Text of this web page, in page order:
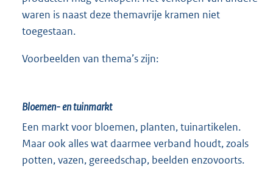
waren is naast deze themavrije kramen niet
toegestaan.
Voorbeelden van thema’s zijn:
Bloemen- en tuinmarkt
Een markt voor bloemen, planten, tuinartikelen.
Maar ook alles wat daarmee verband houdt, zoals
potten, vazen, gereedschap, beelden enzovoorts.